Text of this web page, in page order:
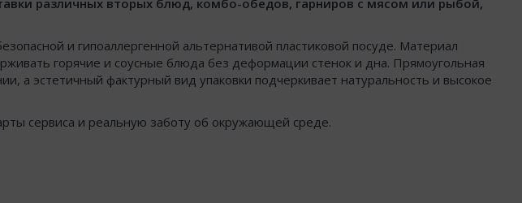
и гипоаллергенной альтернативой пластиковой посуде. Материал
горячие и соусные блюда без деформации стенок и дна. Прямоугольная
а эстетичный фактурный вид упаковки подчеркивает натуральность и высокое
сервиса и реальную заботу об окружающей среде.